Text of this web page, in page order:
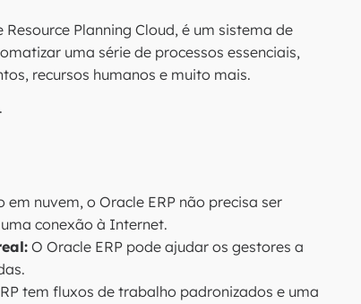
Planning Cloud, é um sistema de
uma série de processos essenciais,
recursos humanos e muito mais.
em nuvem, o Oracle ERP não precisa ser
conexão à Internet.
O Oracle ERP pode ajudar os gestores a
tem fluxos de trabalho padronizados e uma